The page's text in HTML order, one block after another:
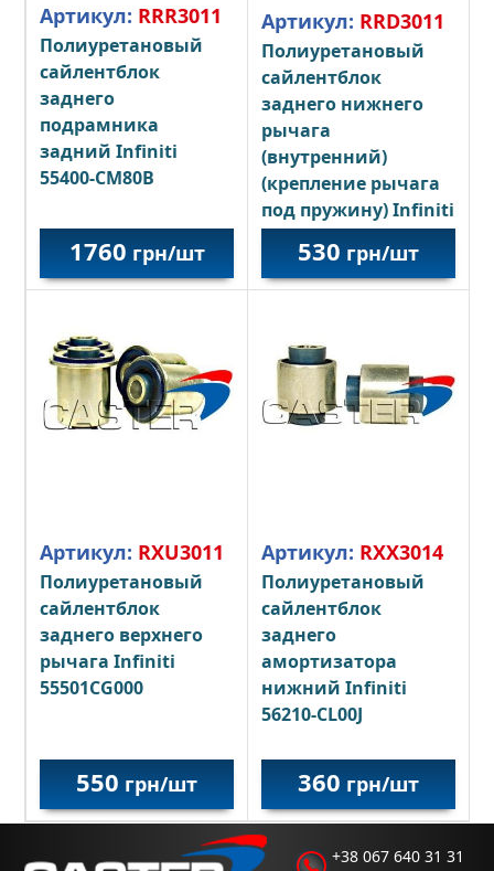
Артикул: RRR3011
Полиуретановый
сайлентблок
заднего
подрамника
задний Infiniti
55400-CM80B
1760 грн/шт
Артикул: RRD3011
Полиуретановый
сайлентблок
заднего нижнего
рычага
(внутренний)
(крепление рычага
под пружину) Infiniti
551B0-CG000
530 грн/шт
Артикул: RXU3011
Полиуретановый
сайлентблок
заднего верхнего
рычага Infiniti
55501CG000
550 грн/шт
Артикул: RXX3014
Полиуретановый
сайлентблок
заднего
амортизатора
нижний Infiniti
56210-CL00J
360 грн/шт
+38 067 640 31 31